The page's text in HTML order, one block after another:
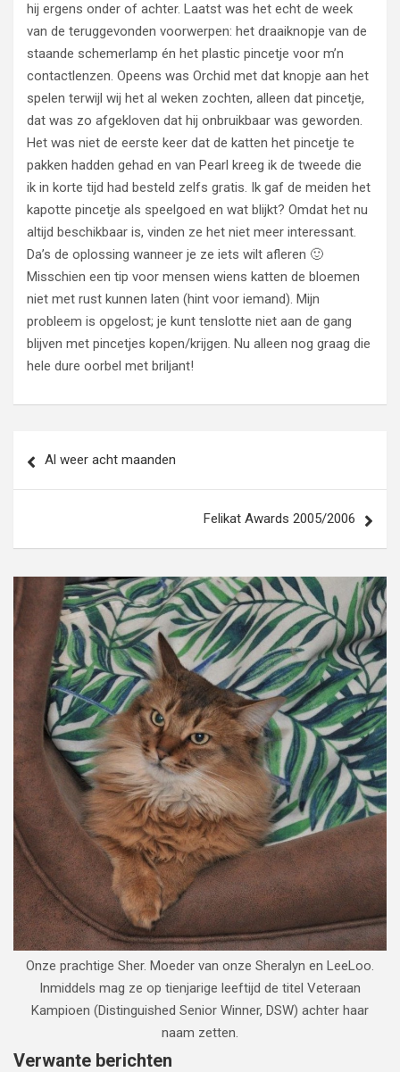
hij ergens onder of achter. Laatst was het echt de week
van de teruggevonden voorwerpen: het draaiknopje van de
staande schemerlamp én het plastic pincetje voor m’n
contactlenzen. Opeens was Orchid met dat knopje aan het
spelen terwijl wij het al weken zochten, alleen dat pincetje,
dat was zo afgekloven dat hij onbruikbaar was geworden.
Het was niet de eerste keer dat de katten het pincetje te
pakken hadden gehad en van Pearl kreeg ik de tweede die
ik in korte tijd had besteld zelfs gratis. Ik gaf de meiden het
kapotte pincetje als speelgoed en wat blijkt? Omdat het nu
altijd beschikbaar is, vinden ze het niet meer interessant.
Da’s de oplossing wanneer je ze iets wilt afleren 🙂
Misschien een tip voor mensen wiens katten de bloemen
niet met rust kunnen laten (hint voor iemand). Mijn
probleem is opgelost; je kunt tenslotte niet aan de gang
blijven met pincetjes kopen/krijgen. Nu alleen nog graag die
hele dure oorbel met briljant!
navigatie
Al weer acht maanden
Felikat Awards 2005/2006
Onze prachtige Sher. Moeder van onze Sheralyn en LeeLoo.
Inmiddels mag ze op tienjarige leeftijd de titel Veteraan
Kampioen (Distinguished Senior Winner, DSW) achter haar
naam zetten.
Verwante berichten